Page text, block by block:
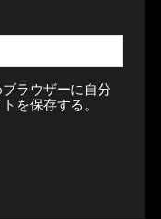
ラウザーに自分
を保存する。